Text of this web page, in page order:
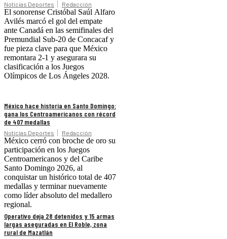
Noticias Deportes Redacción
El sonorense Cristóbal Saúl Alfaro
Avilés marcó el gol del empate
ante Canadá en las semifinales del
Premundial Sub-20 de Concacaf y
fue pieza clave para que México
remontara 2-1 y asegurara su
clasificación a los Juegos
Olímpicos de Los Ángeles 2028.
México hace historia en Santo Domingo:
gana los Centroamericanos con récord
de 407 medallas
Noticias Deportes Redacción
México cerró con broche de oro su
participación en los Juegos
Centroamericanos y del Caribe
Santo Domingo 2026, al
conquistar un histórico total de 407
medallas y terminar nuevamente
como líder absoluto del medallero
regional.
Operativo deja 28 detenidos y 15 armas
largas aseguradas en El Roble, zona
rural de Mazatlán